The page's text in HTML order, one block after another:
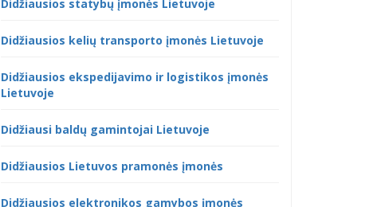
Didžiausios statybų įmonės Lietuvoje
Didžiausios kelių transporto įmonės Lietuvoje
Didžiausios ekspedijavimo ir logistikos įmonės
Lietuvoje
Didžiausi baldų gamintojai Lietuvoje
Didžiausios Lietuvos pramonės įmonės
Didžiausios elektronikos gamybos įmonės